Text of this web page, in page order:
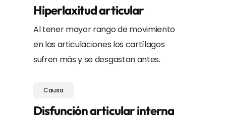
Hiperlaxitud articular
Al tener mayor rango de movimiento
en las articulaciones los cartílagos
sufren más y se desgastan antes.
Causa
Disfunción articular interna